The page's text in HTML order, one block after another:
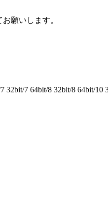
願いします。
32bit/7 64bit/8 32bit/8 64bit/10